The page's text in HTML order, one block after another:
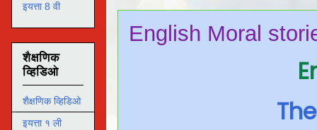
English Moral
इयत्ता 8 वी
शैक्षणिक
व्हिडिओ
शैक्षणिक व्हिडिओ
इयत्ता १ ली